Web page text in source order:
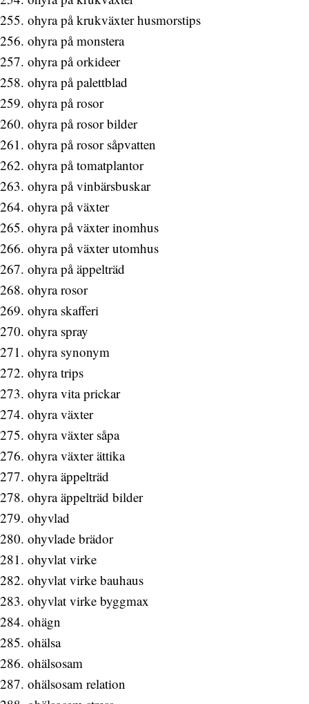
ohyra på krukväxter husmorstips
ohyra på monstera
ohyra på orkideer
ohyra på palettblad
ohyra på rosor
ohyra på rosor bilder
ohyra på rosor såpvatten
ohyra på tomatplantor
ohyra på vinbärsbuskar
ohyra på växter
ohyra på växter inomhus
ohyra på växter utomhus
ohyra på äppelträd
ohyra rosor
ohyra skafferi
ohyra spray
ohyra synonym
ohyra trips
ohyra vita prickar
ohyra växter
ohyra växter såpa
ohyra växter ättika
ohyra äppelträd
ohyra äppelträd bilder
ohyvlad
ohyvlade brädor
ohyvlat virke
ohyvlat virke bauhaus
ohyvlat virke byggmax
ohägn
ohälsa
ohälsosam
ohälsosam relation